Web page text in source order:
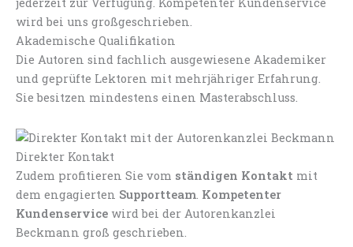
Akademische Qualifikation
Die Autoren sind fachlich ausgewiesene Akademiker
und geprüfte Lektoren mit mehrjähriger Erfahrung.
Sie besitzen mindestens einen Masterabschluss.
Direkter Kontakt
Zudem profitieren Sie vom ständigen Kontakt mit
dem engagierten Supportteam. Kompetenter
Kundenservice wird bei der Autorenkanzlei
Beckmann groß geschrieben.